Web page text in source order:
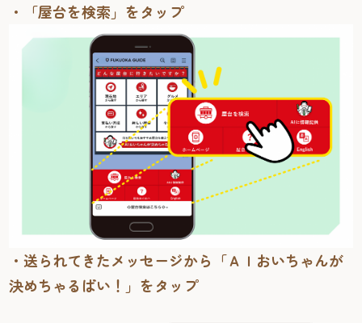
・「屋台を検索」をタップ
・送られてきたメッセージから「ＡＩおいちゃんが
決めちゃるばい！」をタップ